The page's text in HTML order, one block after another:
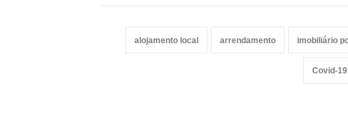
alojamento local arrendamento imobiliário
Covid-19